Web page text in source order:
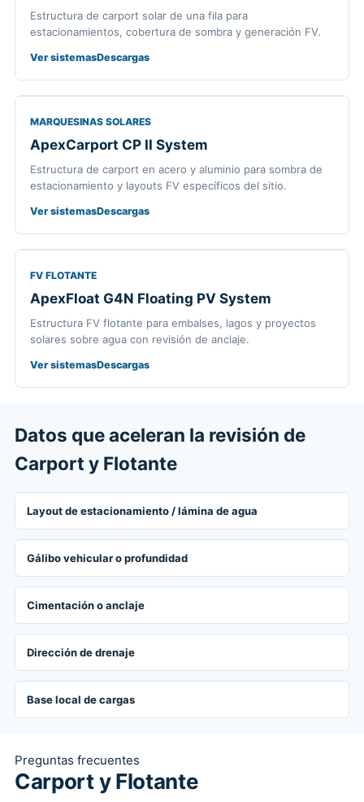
Estructura de carport solar de una fila para
estacionamientos, cobertura de sombra y generación FV.
Ver sistemasDescargas
MARQUESINAS SOLARES
ApexCarport CP II System
Estructura de carport en acero y aluminio para sombra de
estacionamiento y layouts FV específicos del sitio.
Ver sistemasDescargas
FV FLOTANTE
ApexFloat G4N Floating PV System
Estructura FV flotante para embalses, lagos y proyectos
solares sobre agua con revisión de anclaje.
Ver sistemasDescargas
Datos que aceleran la revisión de
Carport y Flotante
Layout de estacionamiento / lámina de agua
Gálibo vehicular o profundidad
Cimentación o anclaje
Dirección de drenaje
Base local de cargas
Preguntas frecuentes
Carport y Flotante